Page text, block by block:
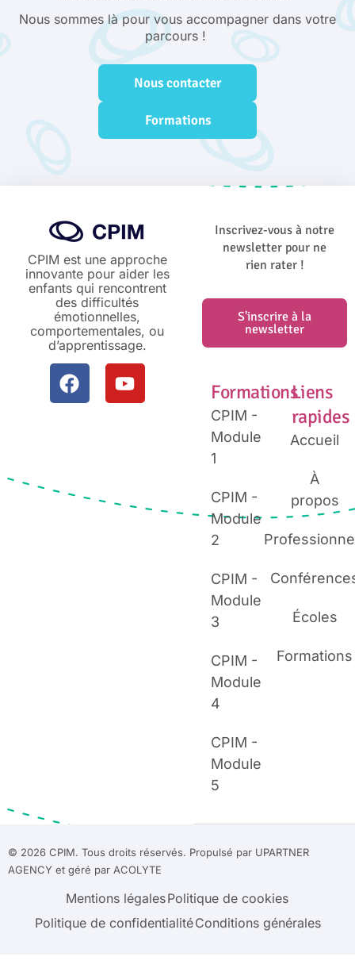
Nous sommes là pour vous accompagner dans votre
parcours !
Nous contacter
Formations
CPIM est une approche
innovante pour aider les
enfants qui rencontrent
des difficultés
émotionnelles,
comportementales, ou
d’apprentissage.
Inscrivez-vous à notre
newsletter pour ne
rien rater !
S'inscrire à la
newsletter
Formations
CPIM -
Module
1
CPIM -
Module
2
CPIM -
Module
3
CPIM -
Module
4
CPIM -
Module
5
Liens
rapides
Accueil
À
propos
Écoles
Formations
© 2026 CPIM. Tous droits réservés. Propulsé par UPARTNER
AGENCY et géré par ACOLYTE
Mentions légalesPolitique de cookies
Politique de confidentialitéConditions générales